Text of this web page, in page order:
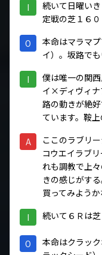
I
続いて日曜い
定戦の芝１６
O
本命はマラマ
イ）。坂路で
I
僕は唯一の関
イ×ディヴィナ
路の動きが絶
ています。鞍
A
ここのラブリ
コウエイラブ
れも調教で上
きの感じがす
買ってみようか
I 続いて６Ｒは
O
本命はクラッ